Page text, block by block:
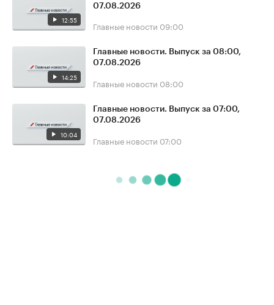
12:55
07.08.2026
Главные новости 09:00
14:25
Главные новости. Выпуск за 08:00,
07.08.2026
Главные новости 08:00
10:04
Главные новости. Выпуск за 07:00,
07.08.2026
Главные новости 07:00